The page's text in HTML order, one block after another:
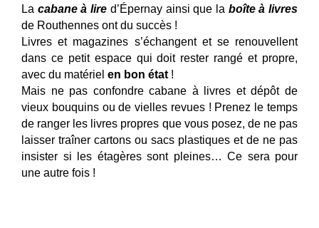
La cabane à lire d’Épernay ainsi que la boîte à livres
de Routhennes ont du succès !
Livres et magazines s’échangent et se renouvellent
dans ce petit espace qui doit rester rangé et propre,
avec du matériel en bon état !
Mais ne pas confondre cabane à livres et dépôt de
vieux bouquins ou de vielles revues ! Prenez le temps
de ranger les livres propres que vous posez, de ne pas
laisser traîner cartons ou sacs plastiques et de ne pas
insister si les étagères sont pleines… Ce sera pour
une autre fois !